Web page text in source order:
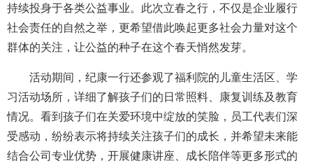
持续投身于各类公益事业。此次立春之行，不仅是企业履行
社会责任的自然之举，更希望借此唤起更多社会力量对这个
群体的关注，让公益的种子在这个春天悄然发芽。
活动期间，纪康一行还参观了福利院的儿童生活区、学
习活动场所，详细了解孩子们的日常照料、康复训练及教育
情况。看到孩子们在关爱环境中绽放的笑脸，员工代表们深
受感动，纷纷表示将持续关注孩子们的成长，并希望未来能
结合公司专业优势，开展健康讲座、成长陪伴等更多形式的